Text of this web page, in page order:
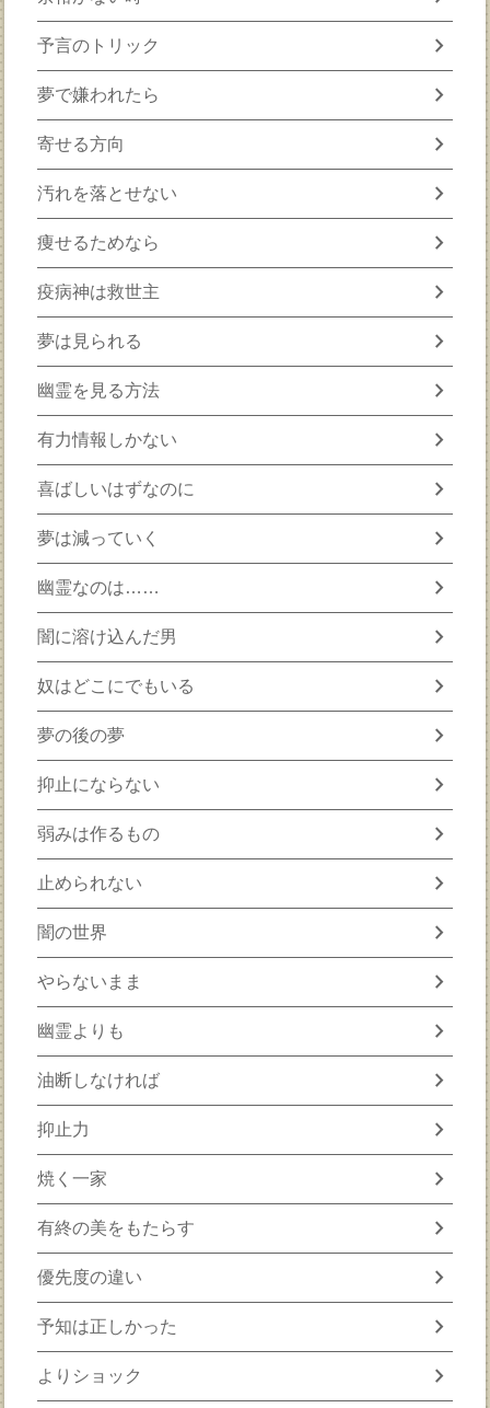
予言のトリック chevron_right
夢で嫌われたら chevron_right
寄せる方向 chevron_right
汚れを落とせない chevron_right
痩せるためなら chevron_right
疫病神は救世主 chevron_right
夢は見られる chevron_right
幽霊を見る方法 chevron_right
有力情報しかない chevron_right
喜ばしいはずなのに chevron_right
夢は減っていく chevron_right
幽霊なのは…… chevron_right
闇に溶け込んだ男 chevron_right
奴はどこにでもいる chevron_right
夢の後の夢 chevron_right
抑止にならない chevron_right
弱みは作るもの chevron_right
止められない chevron_right
闇の世界 chevron_right
やらないまま chevron_right
幽霊よりも chevron_right
油断しなければ chevron_right
抑止力 chevron_right
焼く一家 chevron_right
有終の美をもたらす chevron_right
優先度の違い chevron_right
予知は正しかった chevron_right
よりショック chevron_right